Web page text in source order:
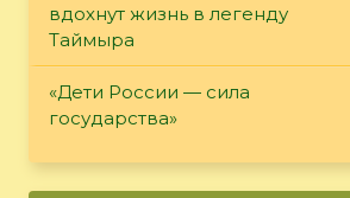
вдохнут жизнь в легенду
Таймыра
«Дети России — сила
государства»